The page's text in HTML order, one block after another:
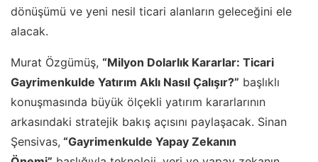
dönüşümü ve yeni nesil ticari alanların geleceğini ele
alacak.
Murat Özgümüş, “Milyon Dolarlık Kararlar: Ticari
Gayrimenkulde Yatırım Aklı Nasıl Çalışır?” başlıklı
konuşmasında büyük ölçekli yatırım kararlarının
arkasındaki stratejik bakış açısını paylaşacak. Sinan
Şensivas, “Gayrimenkulde Yapay Zekanın